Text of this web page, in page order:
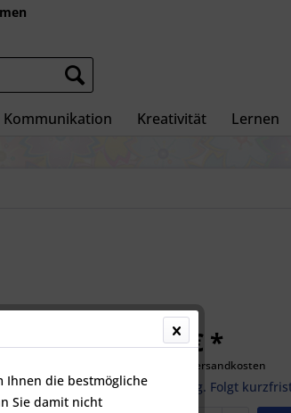
Kommunikation Kreativität Lernen
249,00 € *
zzgl. Versandkosten
Nicht vorrätig. Folgt
Ihnen die bestmögliche
Sie damit nicht